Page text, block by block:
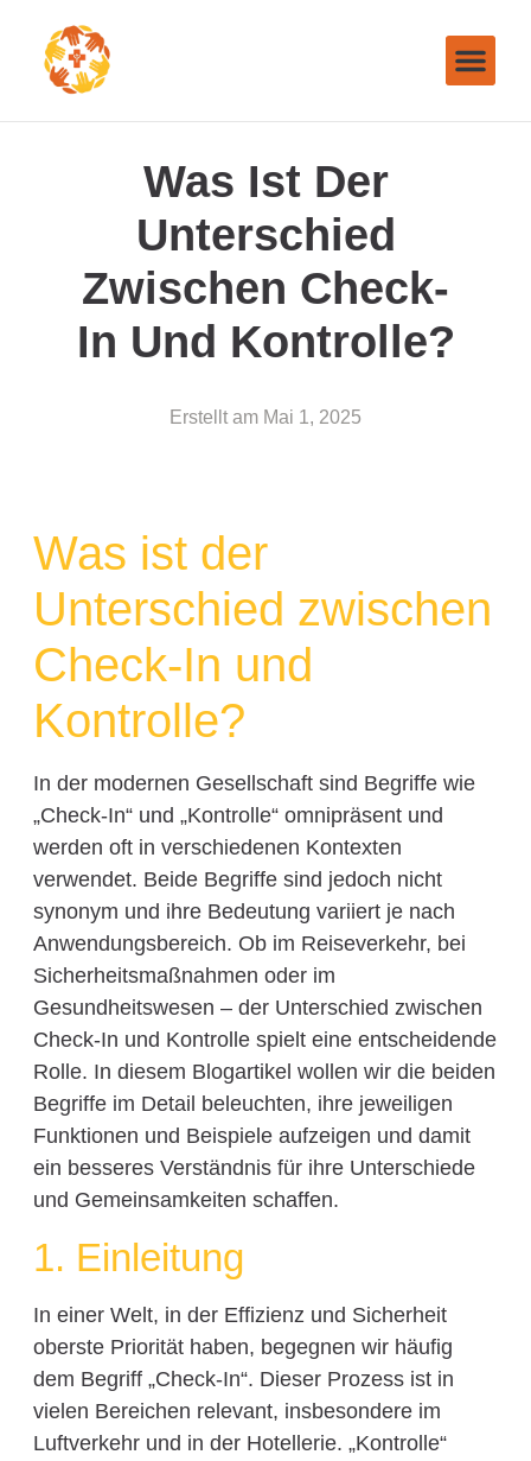
Was Ist Der
Unterschied
Zwischen Check-
In Und Kontrolle?
Erstellt am Mai 1, 2025
Was ist der
Unterschied zwischen
Check-In und
Kontrolle?
In der modernen Gesellschaft sind Begriffe wie
„Check-In“ und „Kontrolle“ omnipräsent und
werden oft in verschiedenen Kontexten
verwendet. Beide Begriffe sind jedoch nicht
synonym und ihre Bedeutung variiert je nach
Anwendungsbereich. Ob im Reiseverkehr, bei
Sicherheitsmaßnahmen oder im
Gesundheitswesen – der Unterschied zwischen
Check-In und Kontrolle spielt eine entscheidende
Rolle. In diesem Blogartikel wollen wir die beiden
Begriffe im Detail beleuchten, ihre jeweiligen
Funktionen und Beispiele aufzeigen und damit
ein besseres Verständnis für ihre Unterschiede
und Gemeinsamkeiten schaffen.
1. Einleitung
In einer Welt, in der Effizienz und Sicherheit
oberste Priorität haben, begegnen wir häufig
dem Begriff „Check-In“. Dieser Prozess ist in
vielen Bereichen relevant, insbesondere im
Luftverkehr und in der Hotellerie. „Kontrolle“